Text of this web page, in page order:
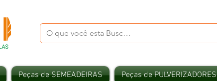
Peças de SEMEADEIRAS Peças de PULVERIZADORES